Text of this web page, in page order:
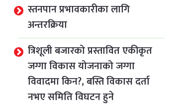
स्तनपान प्रभावकारीका लागि
अन्तरक्रिया
त्रिशूली बजारको प्रस्तावित एकीकृत
जग्गा विकास योजनाको जग्गा
विवादमा किन?, बस्ति विकास दर्ता
नभए समिति विघटन हुने